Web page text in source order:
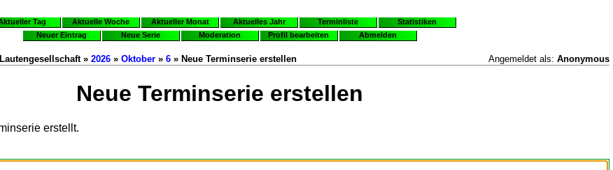
Tag Aktuelle Woche Aktueller Monat Aktuelles Jahr Terminliste
Statistiken
Neuer Eintrag
Neue Serie Moderation Profil bearbeiten Abmelden
» 2026 » Oktober » 6 » Neue Terminserie erstellen Angemeldet als: Anonymous
Neue Terminserie erstellen
erstellt.